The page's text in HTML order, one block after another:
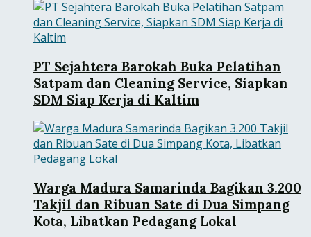
PT Sejahtera Barokah Buka Pelatihan
Satpam dan Cleaning Service, Siapkan
SDM Siap Kerja di Kaltim
Warga Madura Samarinda Bagikan 3.200
Takjil dan Ribuan Sate di Dua Simpang
Kota, Libatkan Pedagang Lokal